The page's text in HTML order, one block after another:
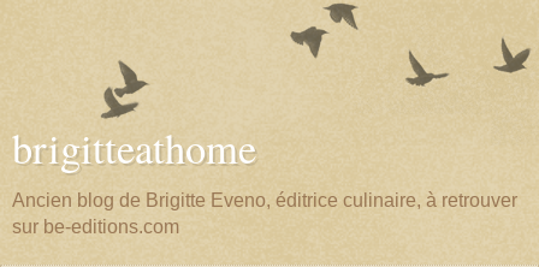
brigitteathome
Ancien blog de Brigitte Eveno, éditrice culinaire, à retrouver
sur be-editions.com